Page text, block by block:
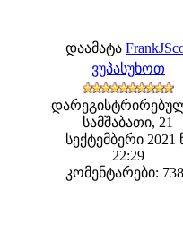
დაამატა
ვუპასუხოთ
სამშაბათი, 21
სექტემბერი 2021
22:29
კომენტარები: